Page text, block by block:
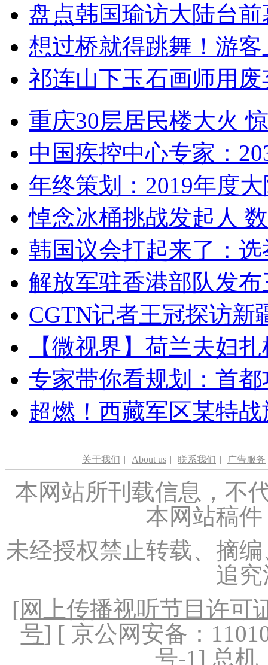
盘点韩国瑜访大陆台
想过桥就得跳舞！游客
祁连山下玉石画师用
重庆30层居民楼大火
中国疾控中心专家：
年终策划：2019年度
悼念冰桶挑战发起人
韩国议会打起来了：
解放军驻香港部队发
CGTN记者王冠探访新
【微视界】荷兰夫妇
专家带你看规划：首
超燃！西藏军区某特
关于我们 | About us | 联系我们 | 广告服务
本网站所刊载信息，不
本网站稿
未经授权禁止转载、摘
追
[网上传播视听节目许可
号] [ 京公网安备：
号-1 ] 总机